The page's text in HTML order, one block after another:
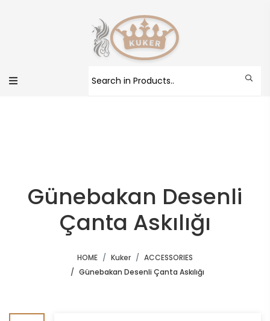
Günebakan Desenli
Çanta Askılığı
HOME Kuker
ACCESSORIES
Günebakan Desenli Çanta Askılığı